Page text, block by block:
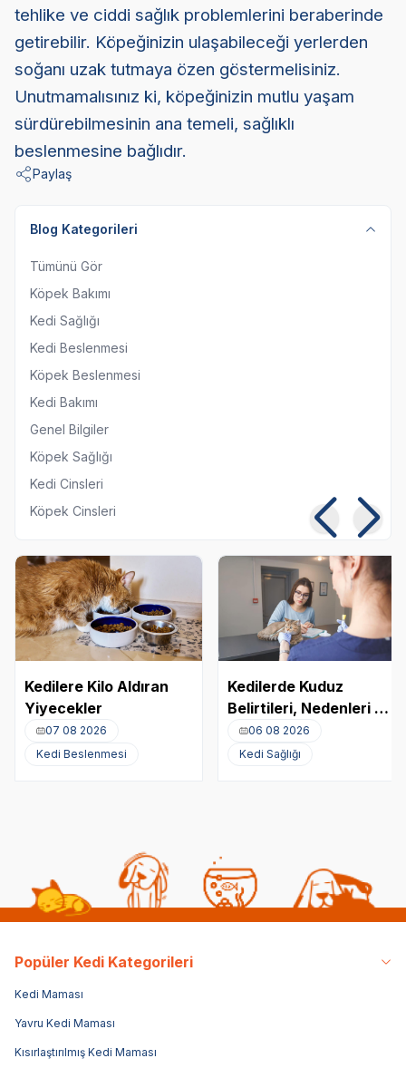
tehlike ve ciddi sağlık problemlerini beraberinde
getirebilir. Köpeğinizin ulaşabileceği yerlerden
soğanı uzak tutmaya özen göstermelisiniz.
Unutmamalısınız ki, köpeğinizin mutlu yaşam
sürdürebilmesinin ana temeli, sağlıklı
beslenmesine bağlıdır.
Paylaş
Blog Kategorileri
Tümünü Gör
Köpek Bakımı
Kedi Sağlığı
Kedi Beslenmesi
Köpek Beslenmesi
Kedi Bakımı
Genel Bilgiler
Köpek Sağlığı
Kedi Cinsleri
Köpek Cinsleri
Kedilere Kilo Aldıran
Yiyecekler
07 08 2026
Kedi Beslenmesi
Kedilerde Kuduz
Belirtileri, Nedenleri ve
Tedavi Yöntemleri
06 08 2026
Kedi Sağlığı
Popüler Kedi Kategorileri
Kedi Maması
Yavru Kedi Maması
Kısırlaştırılmış Kedi Maması